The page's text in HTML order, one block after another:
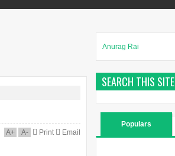
A+ A- Print Email
Anurag Rai
SEARCH THIS SITE
Populars